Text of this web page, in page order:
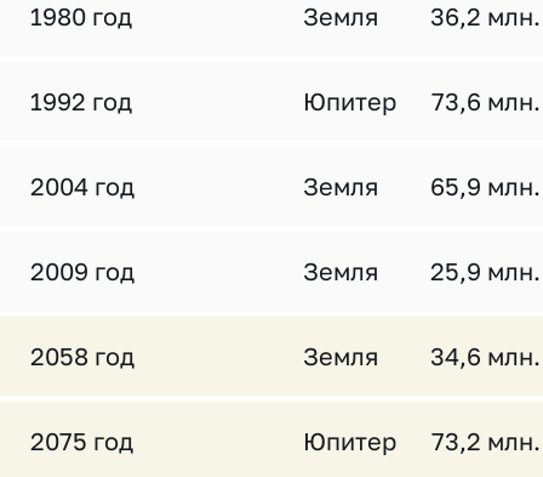
1980 год Земля 36,2
1992 год Юпитер 73,6
2004 год Земля 65,9
2009 год Земля 25,9
2058 год Земля 34,6
2075 год Юпитер 73,2